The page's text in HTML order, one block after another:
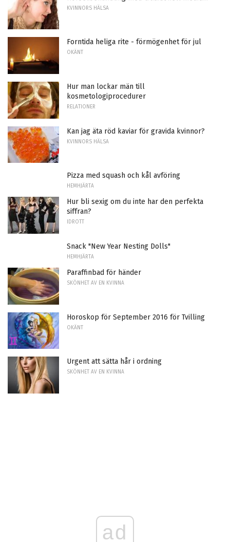
KVINNORS HÄLSA
Forntida heliga rite - förmögenhet för jul
OKÄNT
Hur man lockar män till
kosmetologiprocedurer
RELATIONER
Kan jag äta röd kaviar för gravida kvinnor?
KVINNORS HÄLSA
Pizza med squash och kål avföring
HEMHJÄRTA
Hur bli sexig om du inte har den perfekta
siffran?
IDROTT
Snack "New Year Nesting Dolls"
HEMHJÄRTA
Paraffinbad för händer
SKÖNHET AV EN KVINNA
Horoskop för September 2016 för Tvilling
OKÄNT
Urgent att sätta hår i ordning
SKÖNHET AV EN KVINNA
ad